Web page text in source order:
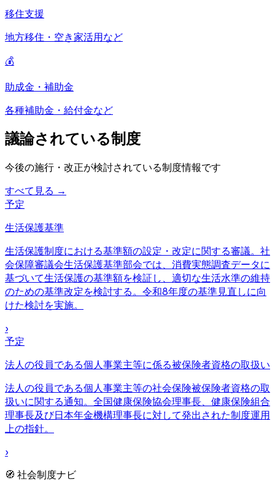
移住支援
地方移住・空き家活用など
💰
助成金・補助金
各種補助金・給付金など
議論されている制度
今後の施行・改正が検討されている制度情報です
すべて見る →
予定
生活保護基準
生活保護制度における基準額の設定・改定に関する審議。社
会保障審議会生活保護基準部会では、消費実態調査データに
基づいて生活保護の基準額を検証し、適切な生活水準の維持
のための基準改定を検討する。令和8年度の基準見直しに向
けた検討を実施。
›
予定
法人の役員である個人事業主等に係る被保険者資格の取扱い
法人の役員である個人事業主等の社会保険被保険者資格の取
扱いに関する通知。全国健康保険協会理事長、健康保険組合
理事長及び日本年金機構理事長に対して発出された制度運用
上の指針。
›
🧭 社会制度ナビ